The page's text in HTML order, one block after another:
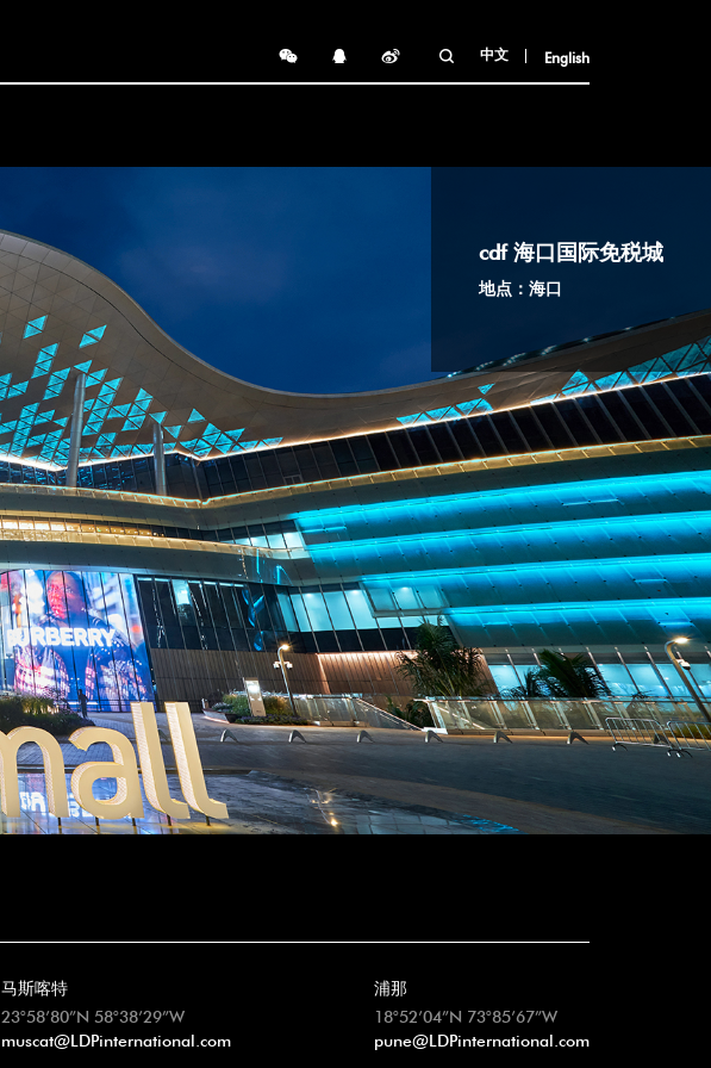
中文 English
cdf 海口国际免税城
地点：海口
马斯喀特
23°58’80”N 58°38’29”W
muscat@LDPinternational.com
浦那
18°52’04”N 73°85’67”W
pune@LDPinternational.com